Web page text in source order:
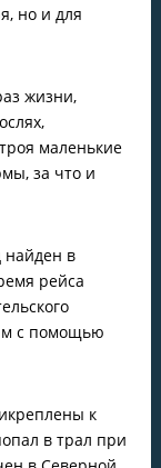
но и для
жизни,
маленькие
за что и
найден в
рейса
м с помощью
к
в трал при